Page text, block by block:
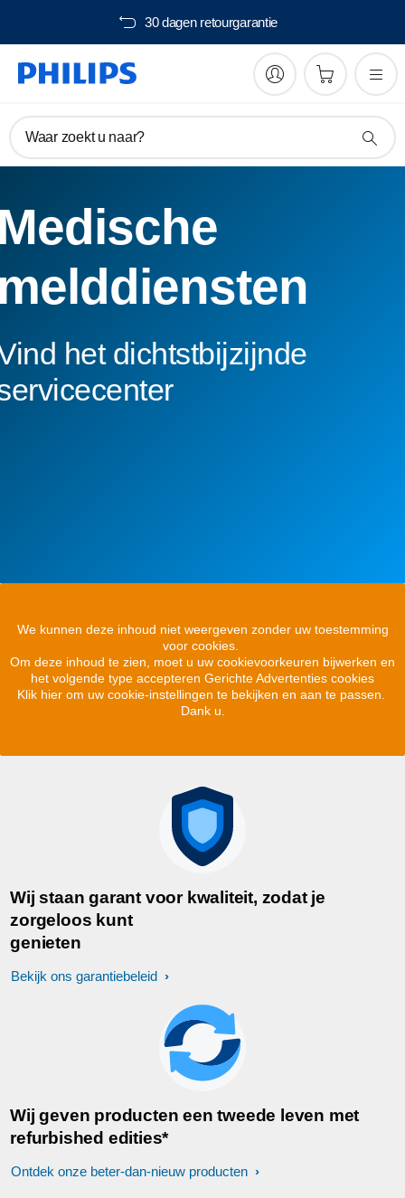
30 dagen retourgarantie
Waar zoekt u naar?
het dichtstbijzijnde
We kunnen deze inhoud niet weergeven zonder uw toestemming
voor cookies.
Om deze inhoud te zien, moet u uw cookievoorkeuren bijwerken en
het volgende type accepteren Gerichte Advertenties cookies
Klik hier om uw cookie-instellingen te bekijken en aan te passen.
Dank u.
Wij staan garant voor kwaliteit, zodat je
zorgeloos kunt
genieten
Bekijk ons garantiebeleid
Wij geven producten een tweede leven met
refurbished edities*
Ontdek onze beter-dan-nieuw producten